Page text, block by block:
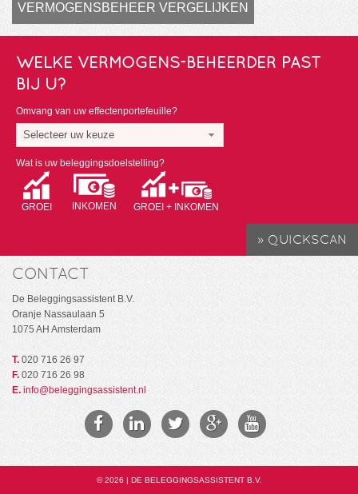
VERMOGENSBEHEER VERGELIJKEN
WELKE VERMOGENS-BEHEERDER PAST
BIJ U?
Omvang van uw effectenportefeuille?
Selecteer uw keuze
Wat is uw beleggingsdoelstelling?
GROEI INKOMEN GROEI + INKOMEN
CONTACT
De Beleggingsassistent B.V.
Oranje Nassaulaan 5
1075 AH Amsterdam
T. 020 716 26 97
F. 020 716 26 98
E. info@beleggingsassistent.nl
© 2026 | DE BELEGGINGSASSISTENT B.V.